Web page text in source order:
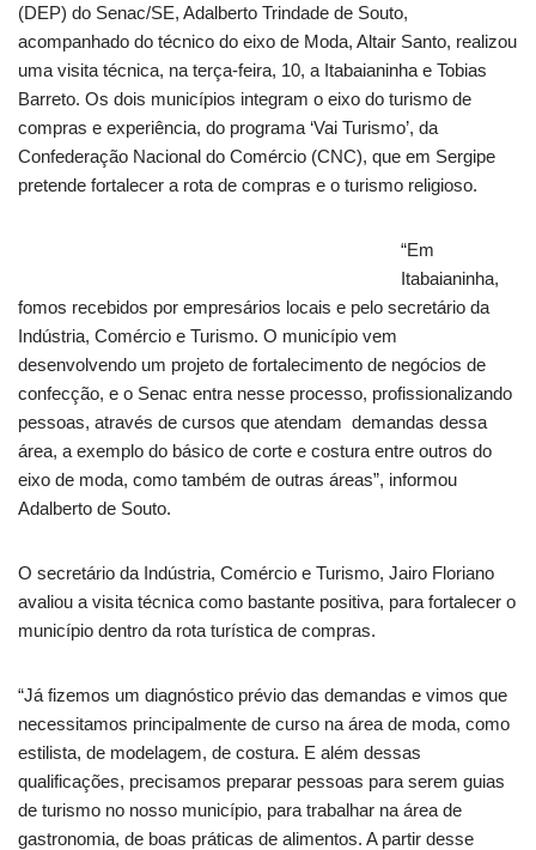
(DEP) do Senac/SE, Adalberto Trindade de Souto,
acompanhado do técnico do eixo de Moda, Altair Santo, realizou
uma visita técnica, na terça-feira, 10, a Itabaianinha e Tobias
Barreto. Os dois municípios integram o eixo do turismo de
compras e experiência, do programa ‘Vai Turismo’, da
Confederação Nacional do Comércio (CNC), que em Sergipe
pretende fortalecer a rota de compras e o turismo religioso.
“Em
Itabaianinha,
fomos recebidos por empresários locais e pelo secretário da
Indústria, Comércio e Turismo. O município vem
desenvolvendo um projeto de fortalecimento de negócios de
confecção, e o Senac entra nesse processo, profissionalizando
pessoas, através de cursos que atendam demandas dessa
área, a exemplo do básico de corte e costura entre outros do
eixo de moda, como também de outras áreas”, informou
Adalberto de Souto.
O secretário da Indústria, Comércio e Turismo, Jairo Floriano
avaliou a visita técnica como bastante positiva, para fortalecer o
município dentro da rota turística de compras.
“Já fizemos um diagnóstico prévio das demandas e vimos que
necessitamos principalmente de curso na área de moda, como
estilista, de modelagem, de costura. E além dessas
qualificações, precisamos preparar pessoas para serem guias
de turismo no nosso município, para trabalhar na área de
gastronomia, de boas práticas de alimentos. A partir desse